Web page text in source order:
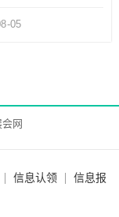
05
网
信息认领 信息报